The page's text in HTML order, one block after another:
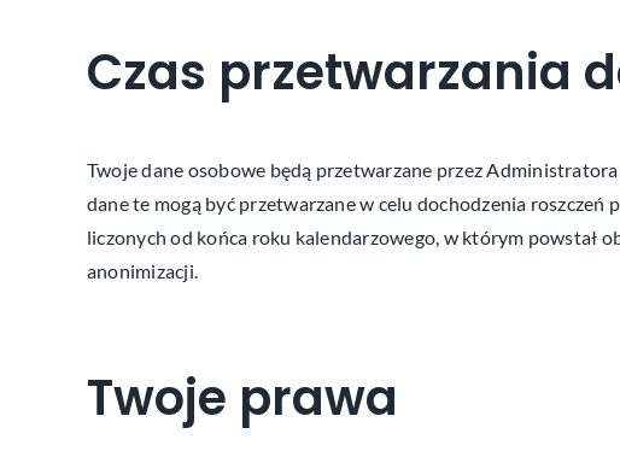
Czas przetwarzania
Twoje dane osobowe będą przetwarzane przez
dane te mogą być przetwarzane w celu dochodzenia
liczonych od końca roku kalendarzowego, w którym powstał
anonimizacji.
Twoje prawa